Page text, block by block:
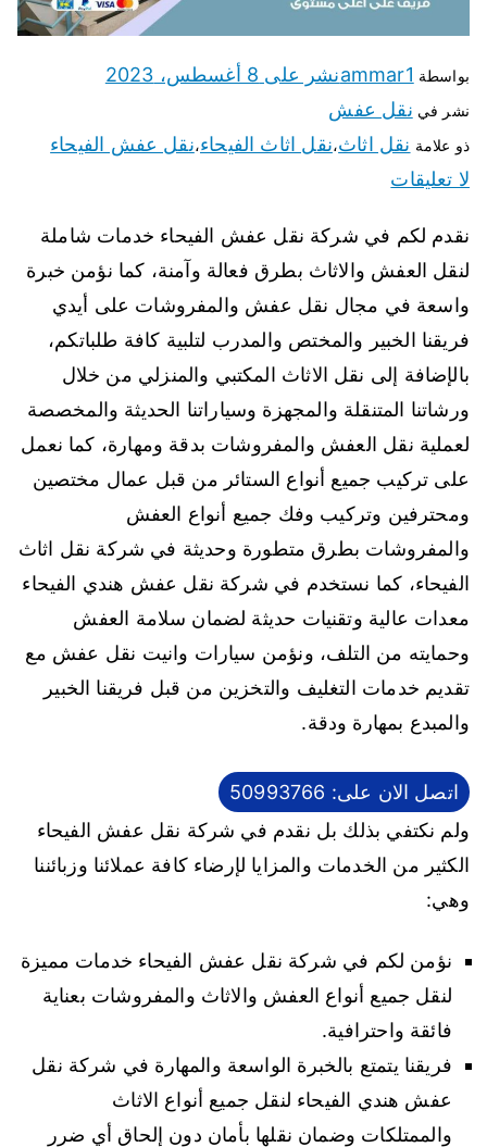
بواسطة ammar1نشر على 8 أغسطس، 2023
نشر في نقل عفش
ذو علامة نقل اثاث،نقل اثاث الفيحاء،نقل عفش الفيحاء
لا تعليقات
نقدم لكم في شركة نقل عفش الفيحاء خدمات شاملة
لنقل العفش والاثاث بطرق فعالة وآمنة، كما نؤمن خبرة
واسعة في مجال نقل عفش والمفروشات على أيدي
فريقنا الخبير والمختص والمدرب لتلبية كافة طلباتكم،
بالإضافة إلى نقل الاثاث المكتبي والمنزلي من خلال
ورشاتنا المتنقلة والمجهزة وسياراتنا الحديثة والمخصصة
لعملية نقل العفش والمفروشات بدقة ومهارة، كما نعمل
على تركيب جميع أنواع الستائر من قبل عمال مختصين
ومحترفين وتركيب وفك جميع أنواع العفش
والمفروشات بطرق متطورة وحديثة في شركة نقل اثاث
الفيحاء، كما نستخدم في شركة نقل عفش هندي الفيحاء
معدات عالية وتقنيات حديثة لضمان سلامة العفش
وحمايته من التلف، ونؤمن سيارات وانيت نقل عفش مع
تقديم خدمات التغليف والتخزين من قبل فريقنا الخبير
والمبدع بمهارة ودقة.
اتصل الان على: 50993766
ولم نكتفي بذلك بل نقدم في شركة نقل عفش الفيحاء
الكثير من الخدمات والمزايا لإرضاء كافة عملائنا وزبائننا
وهي:
نؤمن لكم في شركة نقل عفش الفيحاء خدمات مميزة
لنقل جميع أنواع العفش والاثاث والمفروشات بعناية
فائقة واحترافية.
فريقنا يتمتع بالخبرة الواسعة والمهارة في شركة نقل
عفش هندي الفيحاء لنقل جميع أنواع الاثاث
والممتلكات وضمان نقلها بأمان دون إلحاق أي ضرر